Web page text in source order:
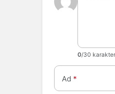
0/30 karakter
Ad *